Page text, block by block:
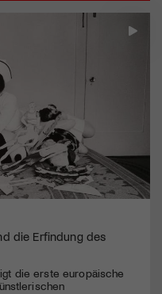
die Erfindung des
die erste europäische